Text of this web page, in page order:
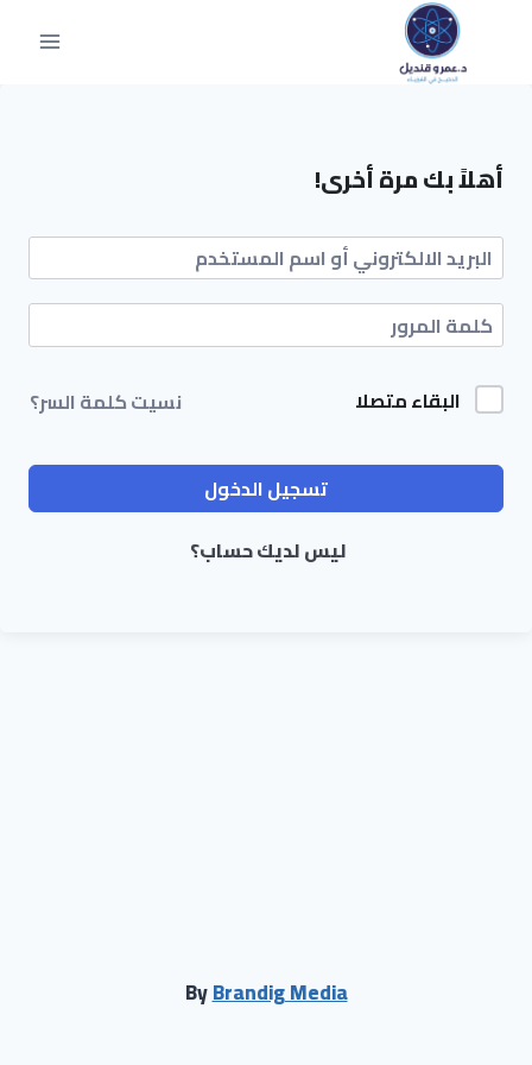
أهلاً بك مرة أخرى!
البقاء متصلا نسيت كلمة السر؟
تسجيل الدخول
ليس لديك حساب؟
ByBrandig Media